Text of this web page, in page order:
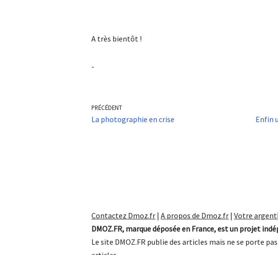
A très bientôt !
-
PRÉCÉDENT
La photographie en crise
Enfin
Contactez Dmoz.fr | A propos de Dmoz.fr | Votre argent|
DMOZ.FR, marque déposée en France, est un projet
Le site DMOZ.FR publie des articles mais ne se porte